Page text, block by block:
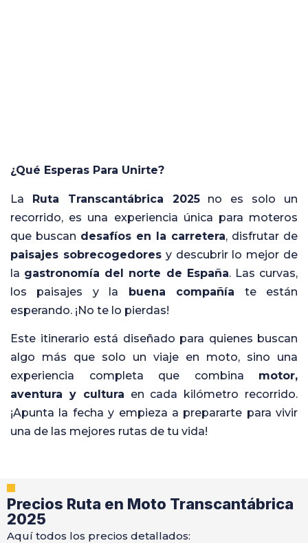
¿Qué Esperas Para Unirte?
La Ruta Transcantábrica 2025no es solo un
recorrido, es una experiencia única para moteros
que buscan desafíos en la carretera, disfrutar de
paisajes sobrecogedoresy descubrir lo mejor de
la gastronomía del norte de España. Las curvas,
los paisajes y la buena compañía te están
esperando. ¡No te lo pierdas!
Este itinerario está diseñado para quienes buscan
algo más que solo un viaje en moto, sino una
experiencia completa que combina motor,
aventura y cultura en cada kilómetro recorrido.
¡Apunta la fecha y empieza a prepararte para vivir
una de las mejores rutas de tu vida!
Precios Ruta en Moto Transcantábrica
2025
Aquí todos los precios detallados: